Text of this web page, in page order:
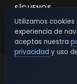
SÍGUENOS
© 2026 TSW -
Utilizamos
experiencia de
aceptas nuestra
privacidad y uso